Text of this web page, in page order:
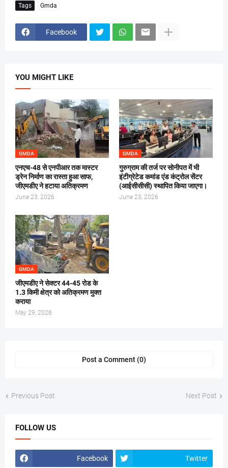
Tags Gmda
Facebook
YOU MIGHT LIKE
GMDA
एनएच-48 से एनपीआर तक मास्टर
ड्रेन निर्माण का रास्ता हुआ साफ,
जीएमडीए ने हटाया अतिक्रमण
June 23, 2026
GMDA
गुरुग्राम की तर्ज पर सोनीपत में भी
इंटीग्रेटेड कमांड एंड कंट्रोल सेंटर
(आईसीसीसी) स्थापित किया जाएगा।
June 23, 2026
GMDA
जीएमडीए ने सेक्टर 44-45 रोड के
1.3 किमी क्षेत्र को अतिक्रमण मुक्त
कराया
May 29, 2026
Post a Comment (0)
Previous Post Next Post
FOLLOW US
Facebook Twitter